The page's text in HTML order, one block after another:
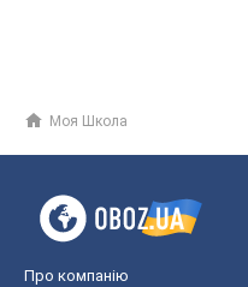
Моя Школа
Про компанію